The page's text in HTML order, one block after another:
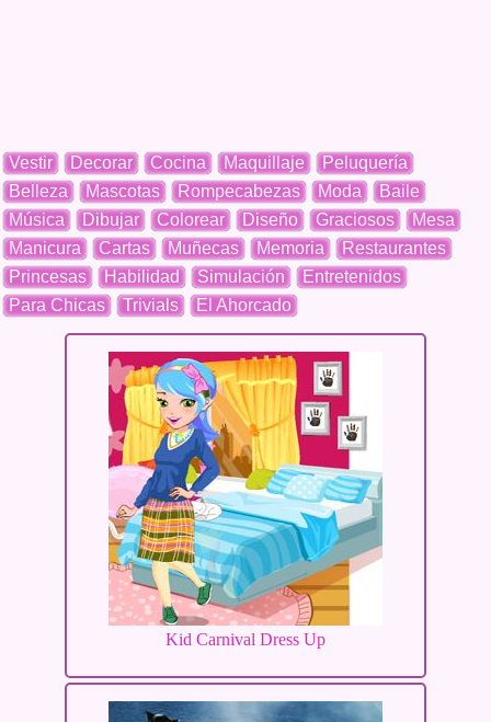
Vestir Decorar Cocina Maquillaje
Peluquería
Belleza
Mascotas Rompecabezas Moda
Baile
Música
Dibujar Colorear Diseño Graciosos
Mesa
Manicura
Cartas Muñecas Memoria
Restaurantes
Princesas
Habilidad Simulación
Entretenidos
Para Chicas
Trivials El Ahorcado
Kid Carnival Dress Up